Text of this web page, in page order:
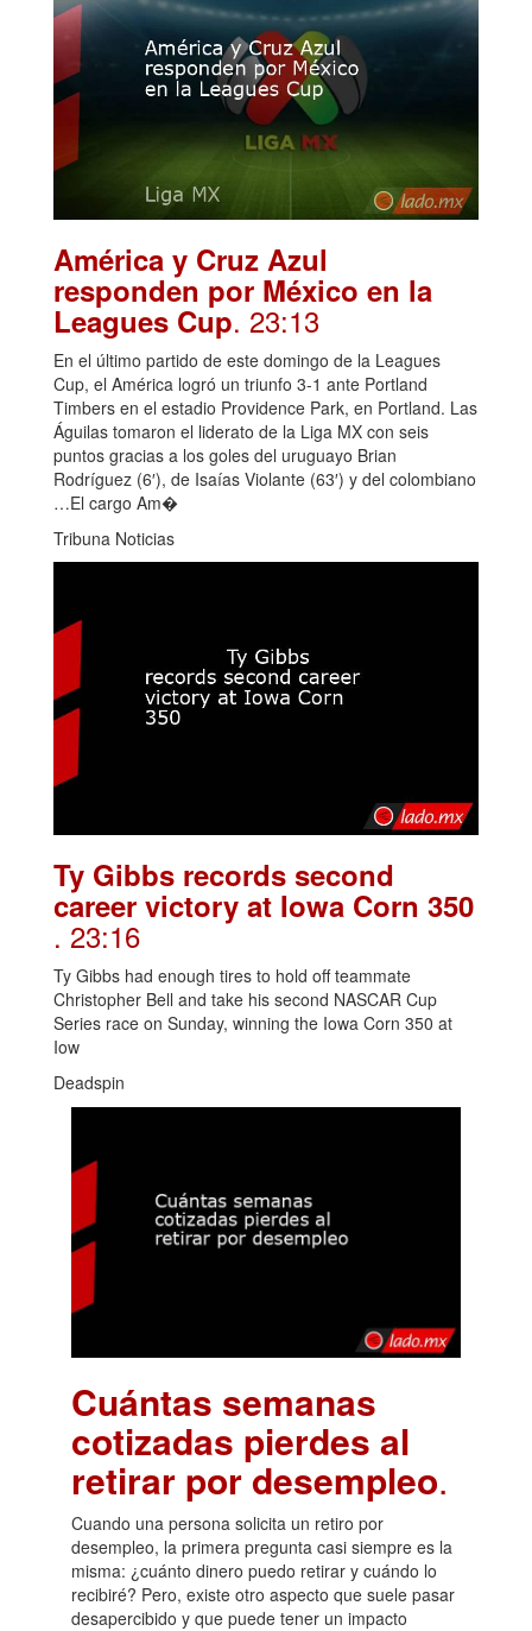
América y Cruz Azul
responden por México en la
Leagues Cup. 23:13
En el último partido de este domingo de la Leagues
Cup, el América logró un triunfo 3-1 ante Portland
Timbers en el estadio Providence Park, en Portland. Las
Águilas tomaron el liderato de la Liga MX con seis
puntos gracias a los goles del uruguayo Brian
Rodríguez (6′), de Isaías Violante (63′) y del colombiano
…El cargo Am�
Tribuna Noticias
Ty Gibbs records second
career victory at Iowa Corn 350
. 23:16
Ty Gibbs had enough tires to hold off teammate
Christopher Bell and take his second NASCAR Cup
Series race on Sunday, winning the Iowa Corn 350 at
Iow
Deadspin
Cuántas semanas
cotizadas pierdes al
retirar por desempleo.
Cuando una persona solicita un retiro por
desempleo, la primera pregunta casi siempre es la
misma: ¿cuánto dinero puedo retirar y cuándo lo
recibiré? Pero, existe otro aspecto que suele pasar
desapercibido y que puede tener un impacto